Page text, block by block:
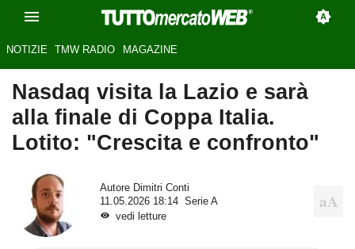
NOTIZIE TMW RADIO MAGAZINE
Nasdaq visita la Lazio e sarà
alla finale di Coppa Italia.
Lotito: "Crescita e confronto"
Autore Dimitri Conti
11.05.2026 18:14
Serie A
vedi letture